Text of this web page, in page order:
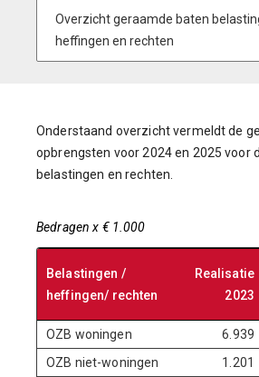
Onderstaand overzicht vermeldt de
opbrengsten voor 2024 en 2025 voor
belastingen en rechten.
Bedragen x € 1.000
Belastingen /
heffingen/ rechten
Realisatie
2023
OZB woningen 6.939
OZB niet-woningen
1.201